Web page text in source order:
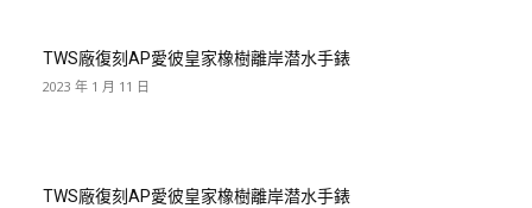
TWS廠復刻AP愛彼皇家橡樹離岸潜水手錶
2023 年 1 月 11 日
TWS廠復刻AP愛彼皇家橡樹離岸潜水手錶